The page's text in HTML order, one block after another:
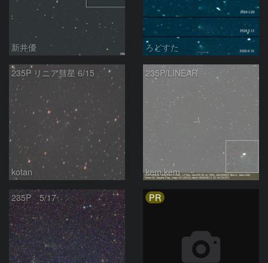
新井優 ろどすた
235P リニア彗星 6/15
kotan
235P/LINEAR
kem.kem
235P 5/17 PR